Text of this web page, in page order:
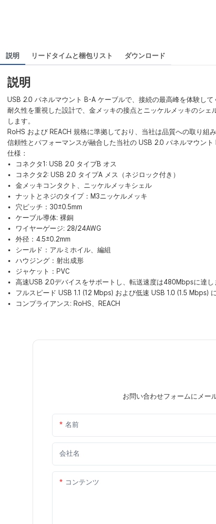
説明 リードタイムと梱包リスト ダウンロード
説明
USB 2.0 パネルマウント B-A ケーブルで、接続の最高峰を体験し
耐久性を重視した設計で、金メッキの接点とニッケルメッキのシ
します。
RoHS および REACH 規格に準拠しており、当社は品質への取り組
信頼性とパフォーマンスが融合した当社の USB 2.0 パネルマウント
仕様：
コネクタ1: USB 2.0 タイプB オス
コネクタ2: USB 2.0 タイプA メス（ネジロック付き）
金メッキコンタクト、ニッケルメッキシェル
ナットとネジのタイプ：M3ニッケルメッキ
穴ピッチ：30±0.5mm
ケーブル導体: 裸銅
ワイヤーゲージ: 28/24AWG
外径：4.5±0.2mm
シールド：アルミホイル、編組
ハウジング：射出成形
ジャケット：PVC
高速USB 2.0デバイスをサポートし、転送速度は480Mbpsに達し
フルスピード USB 1.1 (12 Mbps) および低速 USB 1.0 (1.5 Mbps)
コンプライアンス: RoHS、REACH
お問い合わせフォームにメー
名前
会社名
コンテンツ